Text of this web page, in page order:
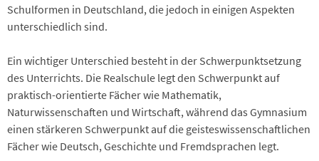
Schulformen in Deutschland, die jedoch in einigen Aspekten
unterschiedlich sind.
Ein wichtiger Unterschied besteht in der Schwerpunktsetzung
des Unterrichts. Die Realschule legt den Schwerpunkt auf
praktisch-orientierte Fächer wie Mathematik,
Naturwissenschaften und Wirtschaft, während das Gymnasium
einen stärkeren Schwerpunkt auf die geisteswissenschaftlichen
Fächer wie Deutsch, Geschichte und Fremdsprachen legt.